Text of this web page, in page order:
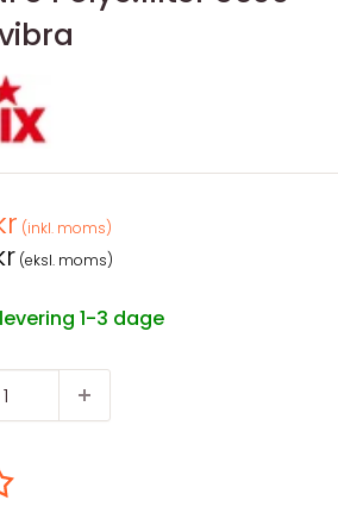
(inkl. moms)
(eksl. moms)
1-3 dage